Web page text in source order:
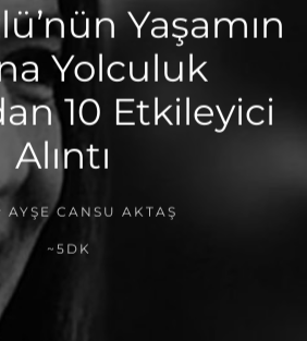
Yaşamın
Yolculuk
10 Etkileyici
Alıntı
AYŞE CANSU AKTAŞ
~5DK